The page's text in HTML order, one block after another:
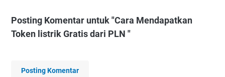
Posting Komentar untuk "Cara Mendapatkan
Token listrik Gratis dari PLN "
Posting Komentar